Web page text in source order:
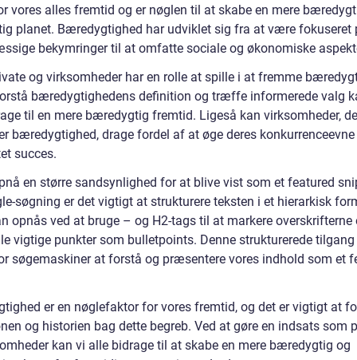
vores alles fremtid og er nøglen til at skabe en mere
planet. Bæredygtighed har udviklet sig fra at være fokuseret
bekymringer til at omfatte sociale og økonomiske
og virksomheder har en rolle at spille i at fremme
bæredygtighedens definition og træffe informerede valg
til en mere bæredygtig fremtid. Ligeså kan virksomheder,
bæredygtighed, drage fordel af at øge deres
succes.
en større sandsynlighed for at blive vist som et featured
søgning er det vigtigt at strukturere teksten i et hierarkisk
opnås ved at bruge – og H2-tags til at markere overskrifterne
vigtige punkter som bulletpoints. Denne strukturerede
søgemaskiner at forstå og præsentere vores indhold som et
er en nøglefaktor for vores fremtid, og det er vigtigt at
og historien bag dette begreb. Ved at gøre en indsats som
kan vi alle bidrage til at skabe en mere bæredygtig og